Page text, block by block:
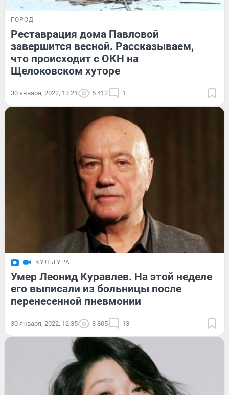
ГОРОД
Реставрация дома Павловой
завершится весной. Рассказываем,
что происходит с ОКН на
Щелоковском хуторе
30 января, 2022, 13:21 5 412 1
КУЛЬТУРА
Умер Леонид Куравлев. На этой неделе
его выписали из больницы после
перенесенной пневмонии
30 января, 2022, 12:35 8 805 13